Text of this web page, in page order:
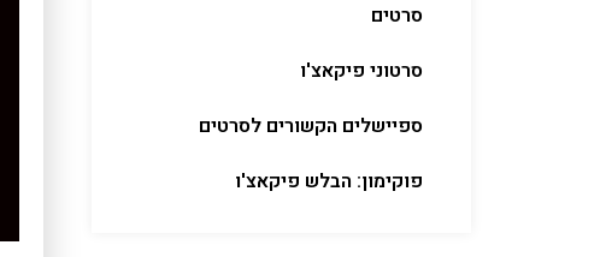
סרטים
סרטוני פיקאצ'ו
ספיישלים הקשורים לסרטים
פוקימון: הבלש פיקאצ'ו